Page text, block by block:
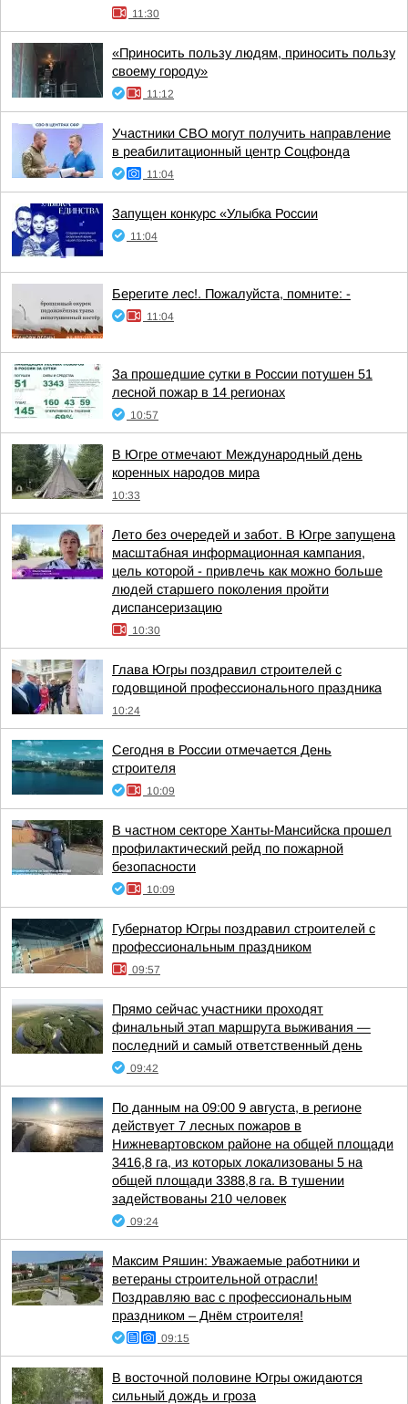
11:30
«Приносить пользу людям, приносить пользу
своему городу»
11:12
Участники СВО могут получить направление
в реабилитационный центр Соцфонда
11:04
Запущен конкурс «Улыбка России
11:04
Берегите лес!. Пожалуйста, помните: -
11:04
За прошедшие сутки в России потушен 51
лесной пожар в 14 регионах
10:57
В Югре отмечают Международный день
коренных народов мира
10:33
Лето без очередей и забот. В Югре запущена
масштабная информационная кампания,
цель которой - привлечь как можно больше
людей старшего поколения пройти
диспансеризацию
10:30
Глава Югры поздравил строителей с
годовщиной профессионального праздника
10:24
Сегодня в России отмечается День
строителя
10:09
В частном секторе Ханты-Мансийска прошел
профилактический рейд по пожарной
безопасности
10:09
Губернатор Югры поздравил строителей с
профессиональным праздником
09:57
Прямо сейчас участники проходят
финальный этап маршрута выживания —
последний и самый ответственный день
09:42
По данным на 09:00 9 августа, в регионе
действует 7 лесных пожаров в
Нижневартовском районе на общей площади
3416,8 га, из которых локализованы 5 на
общей площади 3388,8 га. В тушении
задействованы 210 человек
09:24
Максим Ряшин: Уважаемые работники и
ветераны строительной отрасли!
Поздравляю вас с профессиональным
праздником – Днём строителя!
09:15
В восточной половине Югры ожидаются
сильный дождь и гроза